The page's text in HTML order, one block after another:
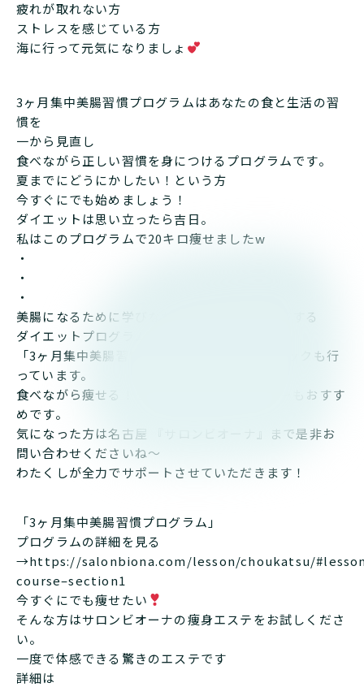
疲れが取れない方
ストレスを感じている方
海に行って元気になりましょ
3ヶ月集中美腸習慣プログラムはあなたの食と生活の習
慣を
一から見直し
食べながら正しい習慣を身につけるプログラムです。
夏までにどうにかしたい！という方
今すぐにでも始めましょう！
ダイエットは思い立ったら吉日。
私はこのプログラムで20キロ痩せましたw
・
・
・
美腸になるために学びながら腸活にチャレンジする
ダイエットプログラム
「3ヶ月集中美腸習慣プログラム」は体質チェックも行
っています。
食べながら痩せる！を実現するエステメニューもおすす
めです。
気になった方は名古屋 『サロンビオーナ』まで是非お
問い合わせくださいね～
わたくしが全力でサポートさせていただきます！
「3ヶ月集中美腸習慣プログラム」
プログラムの詳細を見る
→https://salonbiona.com/lesson/choukatsu/
course–section1
今すぐにでも痩せたい
そんな方はサロンビオーナの痩身エステをお試しくださ
い。
一度で体感できる驚きのエステです
詳細は